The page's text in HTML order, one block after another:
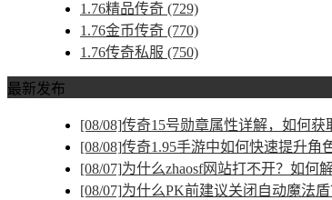
1.76精品传奇 (729)
1.76金币传奇 (770)
1.76传奇私服 (750)
最新发布
[08/08]传奇15号勋章属性详解，如何获
[08/08]传奇1.95手游中如何快速提升角
[08/07]为什么zhaosf网站打不开？如何
[08/07]为什么PK前建议关闭自动魔法盾